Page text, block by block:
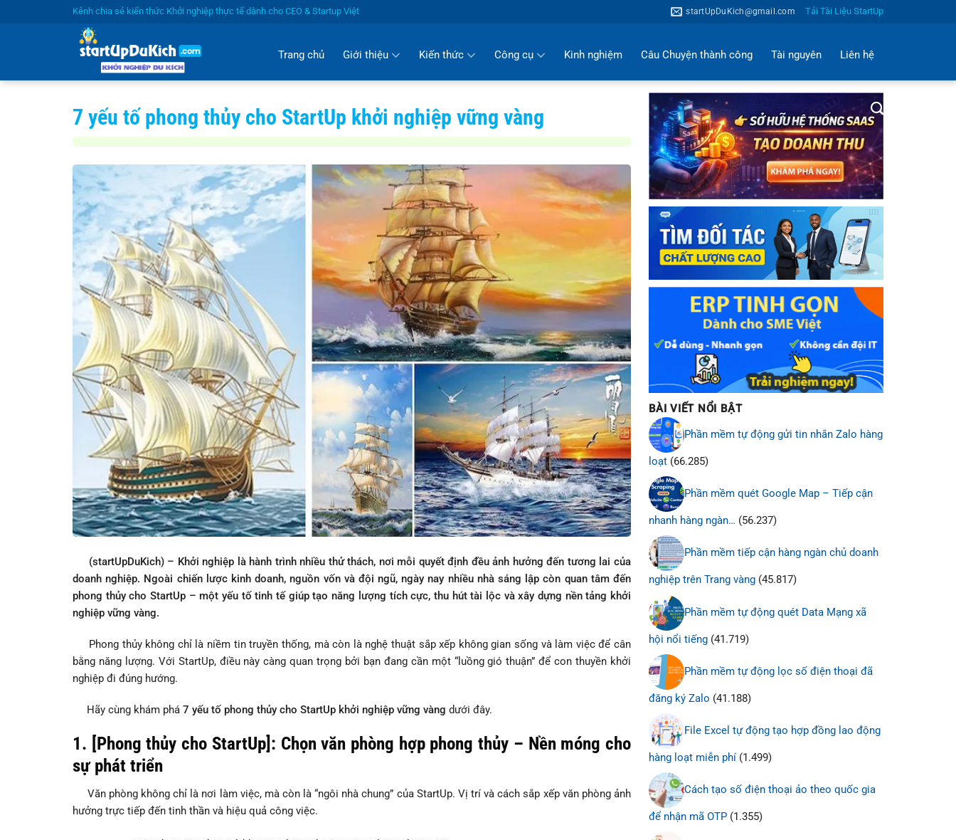
Kênh chia sẻ kiến thức Khởi nghiệp thực tế dành cho CEO & Startup Việt startUpDuKich@gmail.com Tải Tài Liệu StartUp
Trang chủ Giới thiệu Kiến thức Công cụ Kinh nghiệm Câu Chuyện thành công Tài nguyên Liên hệ
7 yếu tố phong thủy cho StartUp khởi nghiệp vững vàng
(startUpDuKich) – Khởi nghiệp là hành trình nhiều thử thách, nơi mỗi quyết định đều ảnh hưởng đến tương lai của
doanh nghiệp. Ngoài chiến lược kinh doanh, nguồn vốn và đội ngũ, ngày nay nhiều nhà sáng lập còn quan tâm đến
phong thủy cho StartUp – một yếu tố tinh tế giúp tạo năng lượng tích cực, thu hút tài lộc và xây dựng nền tảng khởi
nghiệp vững vàng.
Phong thủy không chỉ là niềm tin truyền thống, mà còn là nghệ thuật sắp xếp không gian sống và làm việc để cân
bằng năng lượng. Với StartUp, điều này càng quan trọng bởi bạn đang cần một “luồng gió thuận” để con thuyền khởi
nghiệp đi đúng hướng.
Hãy cùng khám phá 7 yếu tố phong thủy cho StartUp khởi nghiệp vững vàng dưới đây.
1. [Phong thủy cho StartUp]: Chọn văn phòng hợp phong thủy – Nền móng cho
sự phát triển
Văn phòng không chỉ là nơi làm việc, mà còn là “ngôi nhà chung” của StartUp. Vị trí và cách sắp xếp văn phòng ảnh
hưởng trực tiếp đến tinh thần và hiệu quả công việc.
BÀI VIẾT NỔI BẬT
Phần mềm tự động gửi tin nhắn Zalo hàng
loạt (66.285)
Phần mềm quét Google Map – Tiếp cận
nhanh hàng ngàn… (56.237)
Phần mềm tiếp cận hàng ngàn chủ doanh
nghiệp trên Trang vàng (45.817)
Phần mềm tự động quét Data Mạng xã
hội nổi tiếng (41.719)
Phần mềm tự động lọc số điện thoại đã
đăng ký Zalo (41.188)
File Excel tự động tạo hợp đồng lao động
hàng loạt miễn phí (1.499)
Cách tạo số điện thoại ảo theo quốc gia
để nhận mã OTP (1.355)